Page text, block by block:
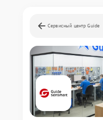
Сервисный центр Guide